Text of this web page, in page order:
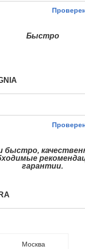
Быстро
быстро,
гарантии.
Москва